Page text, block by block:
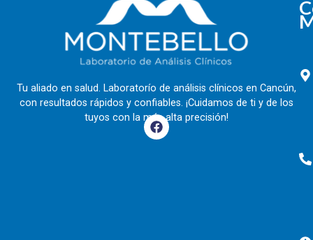
Tu aliado en salud. Laboratorío de análisis clínicos en Cancún,
con resultados rápidos y confiables. ¡Cuidamos de ti y de los
tuyos con la más alta precisión!